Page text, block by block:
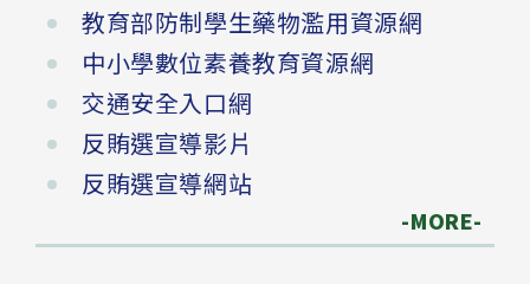
教育部防制學生藥物濫用資源網
中小學數位素養教育資源網
交通安全入口網
反賄選宣導影片
反賄選宣導網站
-MORE-